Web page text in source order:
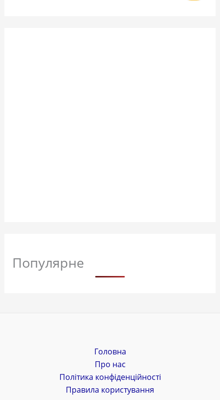
Популярне
Головна
Про нас
Політика конфіденційності
Правила користування